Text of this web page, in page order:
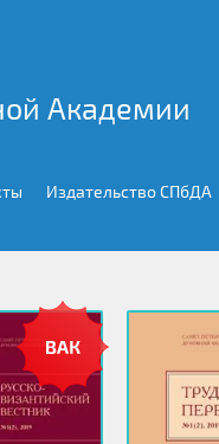
Академии
Издательство СПбДА